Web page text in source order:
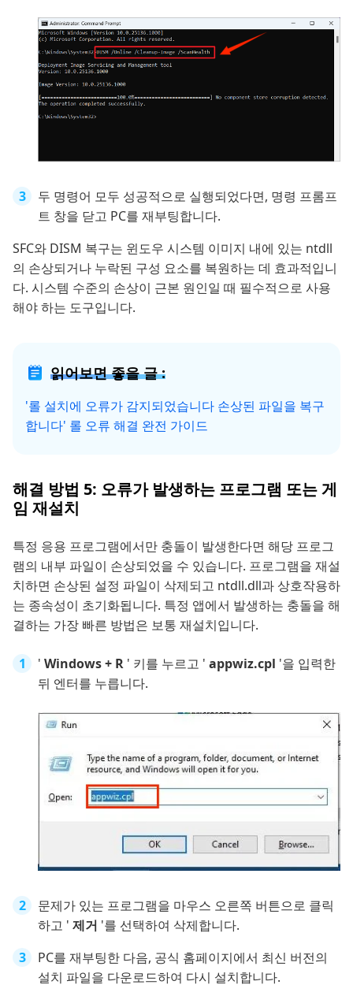
두 명령어 모두 성공적으로 실행되었다면, 명령 프롬프
트 창을 닫고 PC를 재부팅합니다.
SFC와 DISM 복구는 윈도우 시스템 이미지 내에 있는 ntdll
의 손상되거나 누락된 구성 요소를 복원하는 데 효과적입니
다. 시스템 수준의 손상이 근본 원인일 때 필수적으로 사용
해야 하는 도구입니다.
읽어보면 좋을 글 :
'롤 설치에 오류가 감지되었습니다 손상된 파일을 복구
합니다' 롤 오류 해결 완전 가이드
해결 방법 5: 오류가 발생하는 프로그램 또는 게
임 재설치
특정 응용 프로그램에서만 충돌이 발생한다면 해당 프로그
램의 내부 파일이 손상되었을 수 있습니다. 프로그램을 재설
치하면 손상된 설정 파일이 삭제되고 ntdll.dll과 상호작용하
는 종속성이 초기화됩니다. 특정 앱에서 발생하는 충돌을 해
결하는 가장 빠른 방법은 보통 재설치입니다.
' Windows + R ' 키를 누르고 ' appwiz.cpl '을 입력한
뒤 엔터를 누릅니다.
문제가 있는 프로그램을 마우스 오른쪽 버튼으로 클릭
하고 ' 제거 '를 선택하여 삭제합니다.
PC를 재부팅한 다음, 공식 홈페이지에서 최신 버전의
설치 파일을 다운로드하여 다시 설치합니다.